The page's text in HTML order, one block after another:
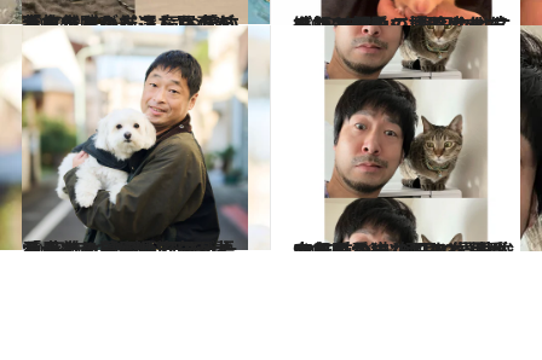
2022.2.22
「もう喋りださないのが不自然だよ」 人気お笑い芸人たちが厳選した 愛するペットのベスト写真を大放出！
カルチャー 2023.3.18
ご飯もケージ掃除もまだ続けている。 野田クリスタルと最愛のはむはむ 亡くして初めて語る幸せすぎた2年間
カルチャー
2023.2.11
「兄弟じゃないですか？」とDMが… 安田大サーカス・団長安田が語る 家族との絆が深まった愛犬との暮らし
カルチャー 2022.12.30
18年前のあの日、信号が赤でよかった GAG福井俊太郎の愛猫‟師匠”と‟氏” ひた隠しにしてきた溺愛の日々
カルチャー